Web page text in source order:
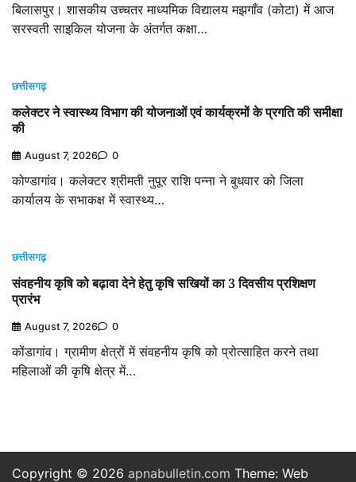
बिलासपुर। शासकीय उच्चतर माध्यमिक विद्यालय मझगाँव (कोटा) में आज
सरस्वती साइकिल योजना के अंतर्गत कक्षा…
छत्तीसगढ़
कलेक्टर ने स्वास्थ्य विभाग की योजनाओं एवं कार्यक्रमों के प्रगति की समीक्षा
की
August 7, 2026 0
कोण्डागांव। कलेक्टर श्रीमती नुपूर राशि पन्ना ने बुधवार को जिला
कार्यालय के सभाकक्ष में स्वास्थ्य…
छत्तीसगढ़
संवहनीय कृषि को बढ़ावा देने हेतु कृषि सखियों का 3 दिवसीय प्रशिक्षण
प्रारंभ
August 7, 2026 0
कोंडागांव। ग्रामीण क्षेत्रों में संवहनीय कृषि को प्रोत्साहित करने तथा
महिलाओं की कृषि क्षेत्र में…
Copyright © 2026 apnabulletin.com Theme: Web